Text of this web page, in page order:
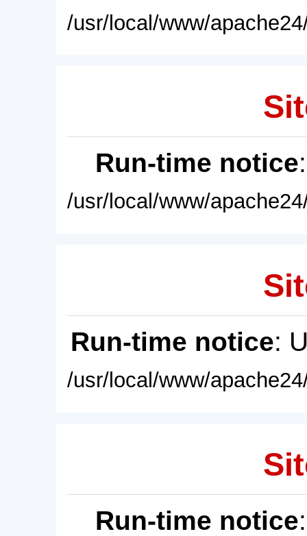
/usr/local/www/
Run-time notice
/usr/local/www/
Run-time notice:
/usr/local/www/
Run-time notice